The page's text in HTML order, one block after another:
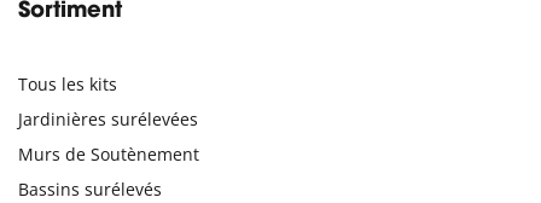
Sortiment
Tous les kits
Jardinières surélevées
Murs de Soutènement
Bassins surélevés